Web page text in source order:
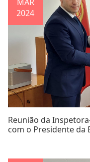
2024
Reunião da
com o Presidente da